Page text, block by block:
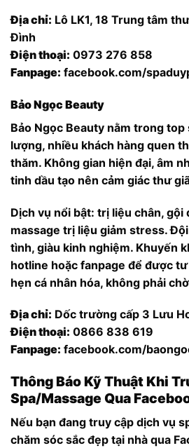
Địa chỉ: Lô LK1, 18 Trung tâm
Đình
Điện thoại: 0973 276 858
Fanpage: facebook.com/
Bảo Ngọc Beauty
Bảo Ngọc Beauty nằm trong top
lượng, nhiều khách hàng quen
thăm. Không gian hiện đại, âm
tinh dầu tạo nên cảm giác thư
Dịch vụ nổi bật: trị liệu chân, gội
massage trị liệu giảm stress.
tình, giàu kinh nghiệm. Khuyến
hotline hoặc fanpage để được
hẹn cá nhân hóa, không phải
Địa chỉ: Dốc trường cấp 3 Lưu
Điện thoại: 0866 838 619
Fanpage: facebook.com/
Thông Báo Kỹ Thuật Khi
Spa/Massage Qua
Nếu bạn đang truy cập dịch vụ
chăm sóc sắc đẹp tại nhà qua